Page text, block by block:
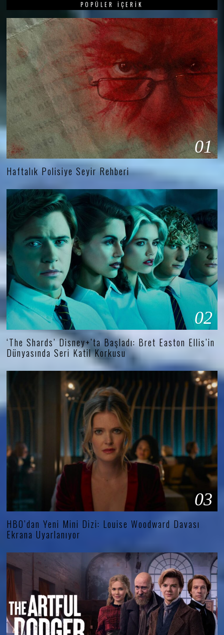
POPÜLER İÇERIK
01
Haftalık Polisiye Seyir Rehberi
02
‘The Shards’ Disney+’ta Başladı: Bret Easton Ellis’in
Dünyasında Seri Katil Korkusu
03
HBO’dan Yeni Mini Dizi: Louise Woodward Davası
Ekrana Uyarlanıyor